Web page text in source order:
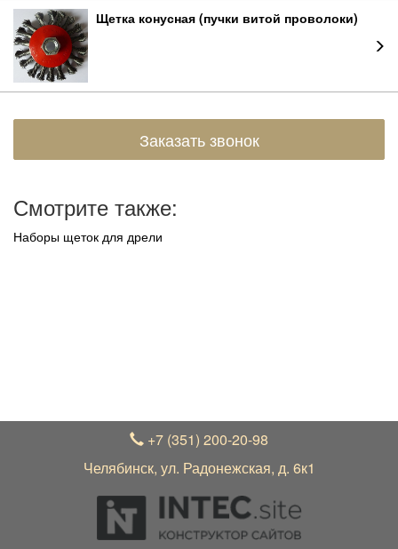
Щетка конусная (пучки витой проволоки)
Заказать звонок
Смотрите также:
Наборы щеток для дрели
+7 (351) 200-20-98
Челябинск, ул. Радонежская, д. 6к1